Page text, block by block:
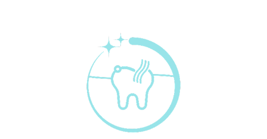
Erwartete Lieferung
Erwartete Lieferung